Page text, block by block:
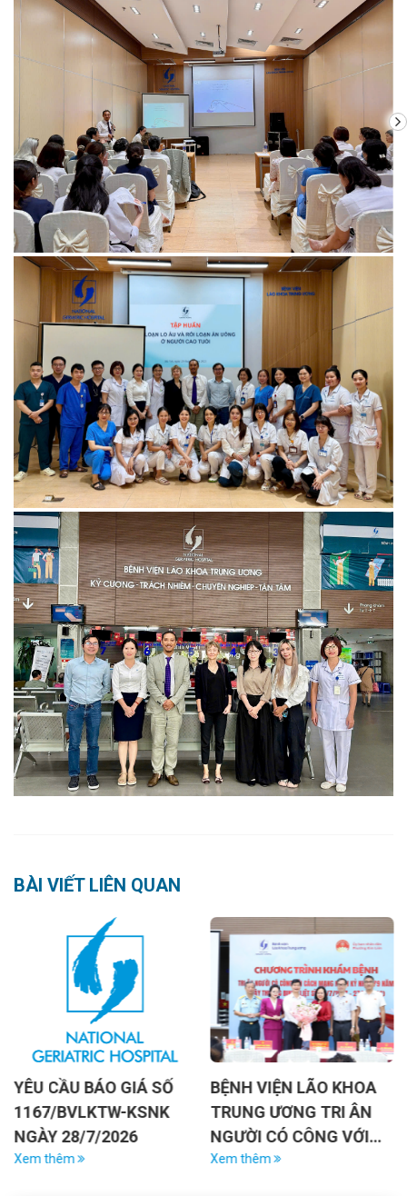
BÀI VIẾT LIÊN QUAN
BÁO GIÁ SỐ
KSNK
7/2026
BỆNH VIỆN LÃO KHOA
TRUNG ƯƠNG TRI ÂN
NGƯỜI CÓ CÔNG VỚI
CÁCH MẠNG NHÂN KỶ
BỆNH
TRUNG
TẬP